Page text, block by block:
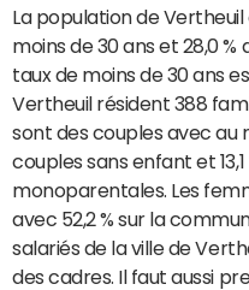
La population de
moins de 30 ans et 28,0 %
taux de moins de 30 ans
Vertheuil résident 388
sont des couples avec au
couples sans enfant et
monoparentales. Les
avec 52,2 % sur la
salariés de la ville de
des cadres. Il faut aussi